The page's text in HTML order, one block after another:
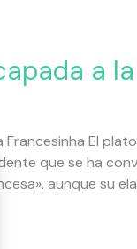
a
El
que se ha
aunque su